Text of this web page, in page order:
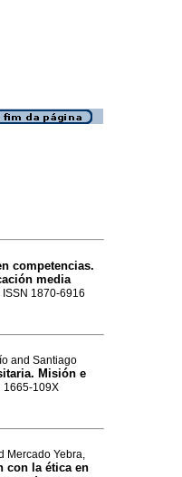
competencias.
media
1870-6916
and Santiago
Misión e
1665-109X
Mercado Yebra,
con la ética en